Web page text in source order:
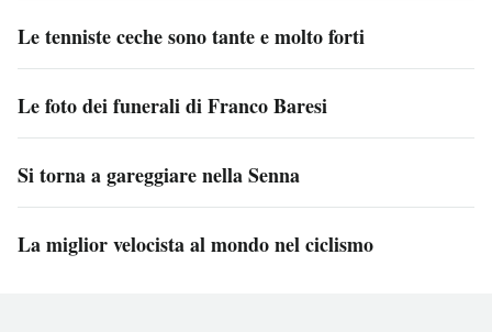
Le tenniste ceche sono tante e molto forti
Le foto dei funerali di Franco Baresi
Si torna a gareggiare nella Senna
La miglior velocista al mondo nel ciclismo